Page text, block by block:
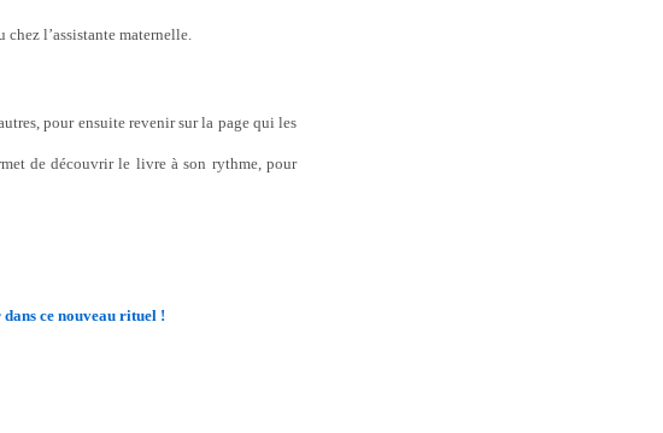
chez l’assistante maternelle.
pour ensuite revenir sur la page qui les
de découvrir le livre à son rythme, pour
ce nouveau rituel !